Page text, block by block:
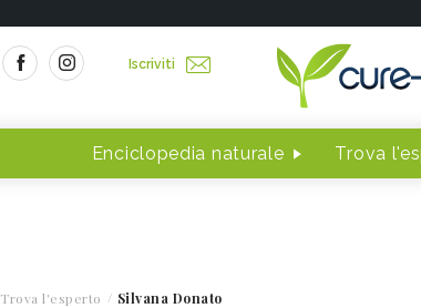
Iscriviti
Enciclopedia naturale Trova
Trova l'esperto Silvana Donato